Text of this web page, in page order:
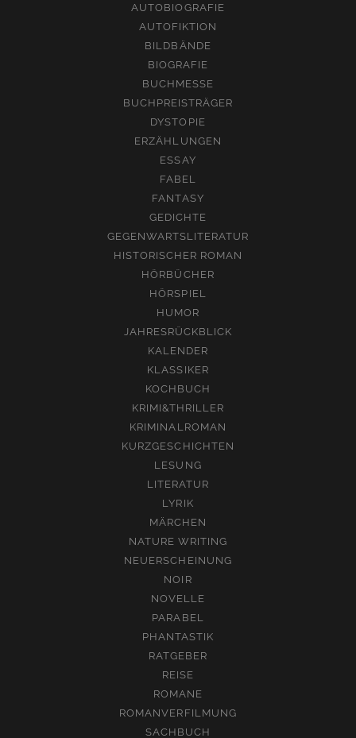
AUTOBIOGRAFIE
AUTOFIKTION
BILDBÄNDE
BIOGRAFIE
BUCHMESSE
BUCHPREISTRÄGER
DYSTOPIE
ERZÄHLUNGEN
ESSAY
FABEL
FANTASY
GEDICHTE
GEGENWARTSLITERATUR
HISTORISCHER ROMAN
HÖRBÜCHER
HÖRSPIEL
HUMOR
JAHRESRÜCKBLICK
KALENDER
KLASSIKER
KOCHBUCH
KRIMI&THRILLER
KRIMINALROMAN
KURZGESCHICHTEN
LESUNG
LITERATUR
LYRIK
MÄRCHEN
NATURE WRITING
NEUERSCHEINUNG
NOIR
NOVELLE
PARABEL
PHANTASTIK
RATGEBER
REISE
ROMANE
ROMANVERFILMUNG
SACHBUCH